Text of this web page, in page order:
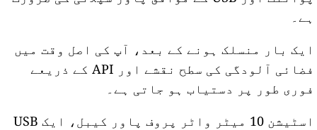
ہے۔
ایک بار منسلک ہونے کے بعد، آپ کی اصل وقت میں
فضائی آلودگی کی سطح نقشے اور API کے ذریعے
فوری طور پر دستیاب ہو جاتی ہے۔
اسٹیشن 10 میٹر واٹر پروف پاور کیبل، ایک USB